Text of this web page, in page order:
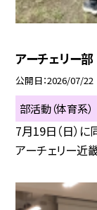
アーチェリー
公開日 2026/07/22
部活動（体育系）
7月19日（日）
アーチェリー近